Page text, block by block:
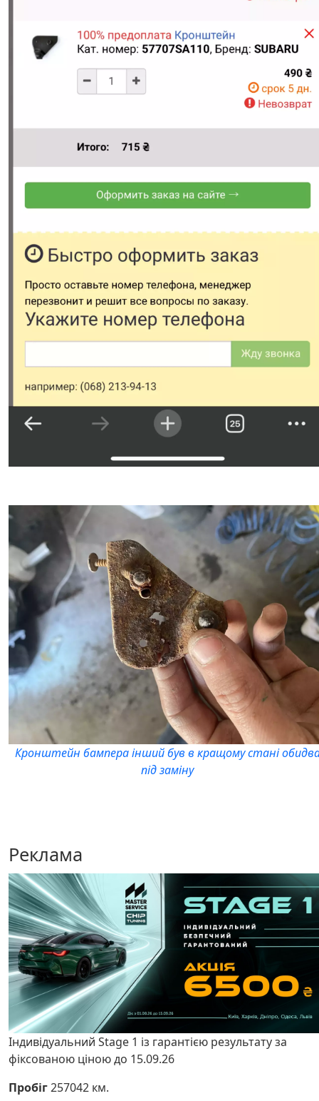
Кронштейн бампера інший був в кращому стані
під заміну
Реклама
Індивідуальний Stage 1 із гарантією результату за
фіксованою ціною до 15.09.26
Пробіг257042 км.